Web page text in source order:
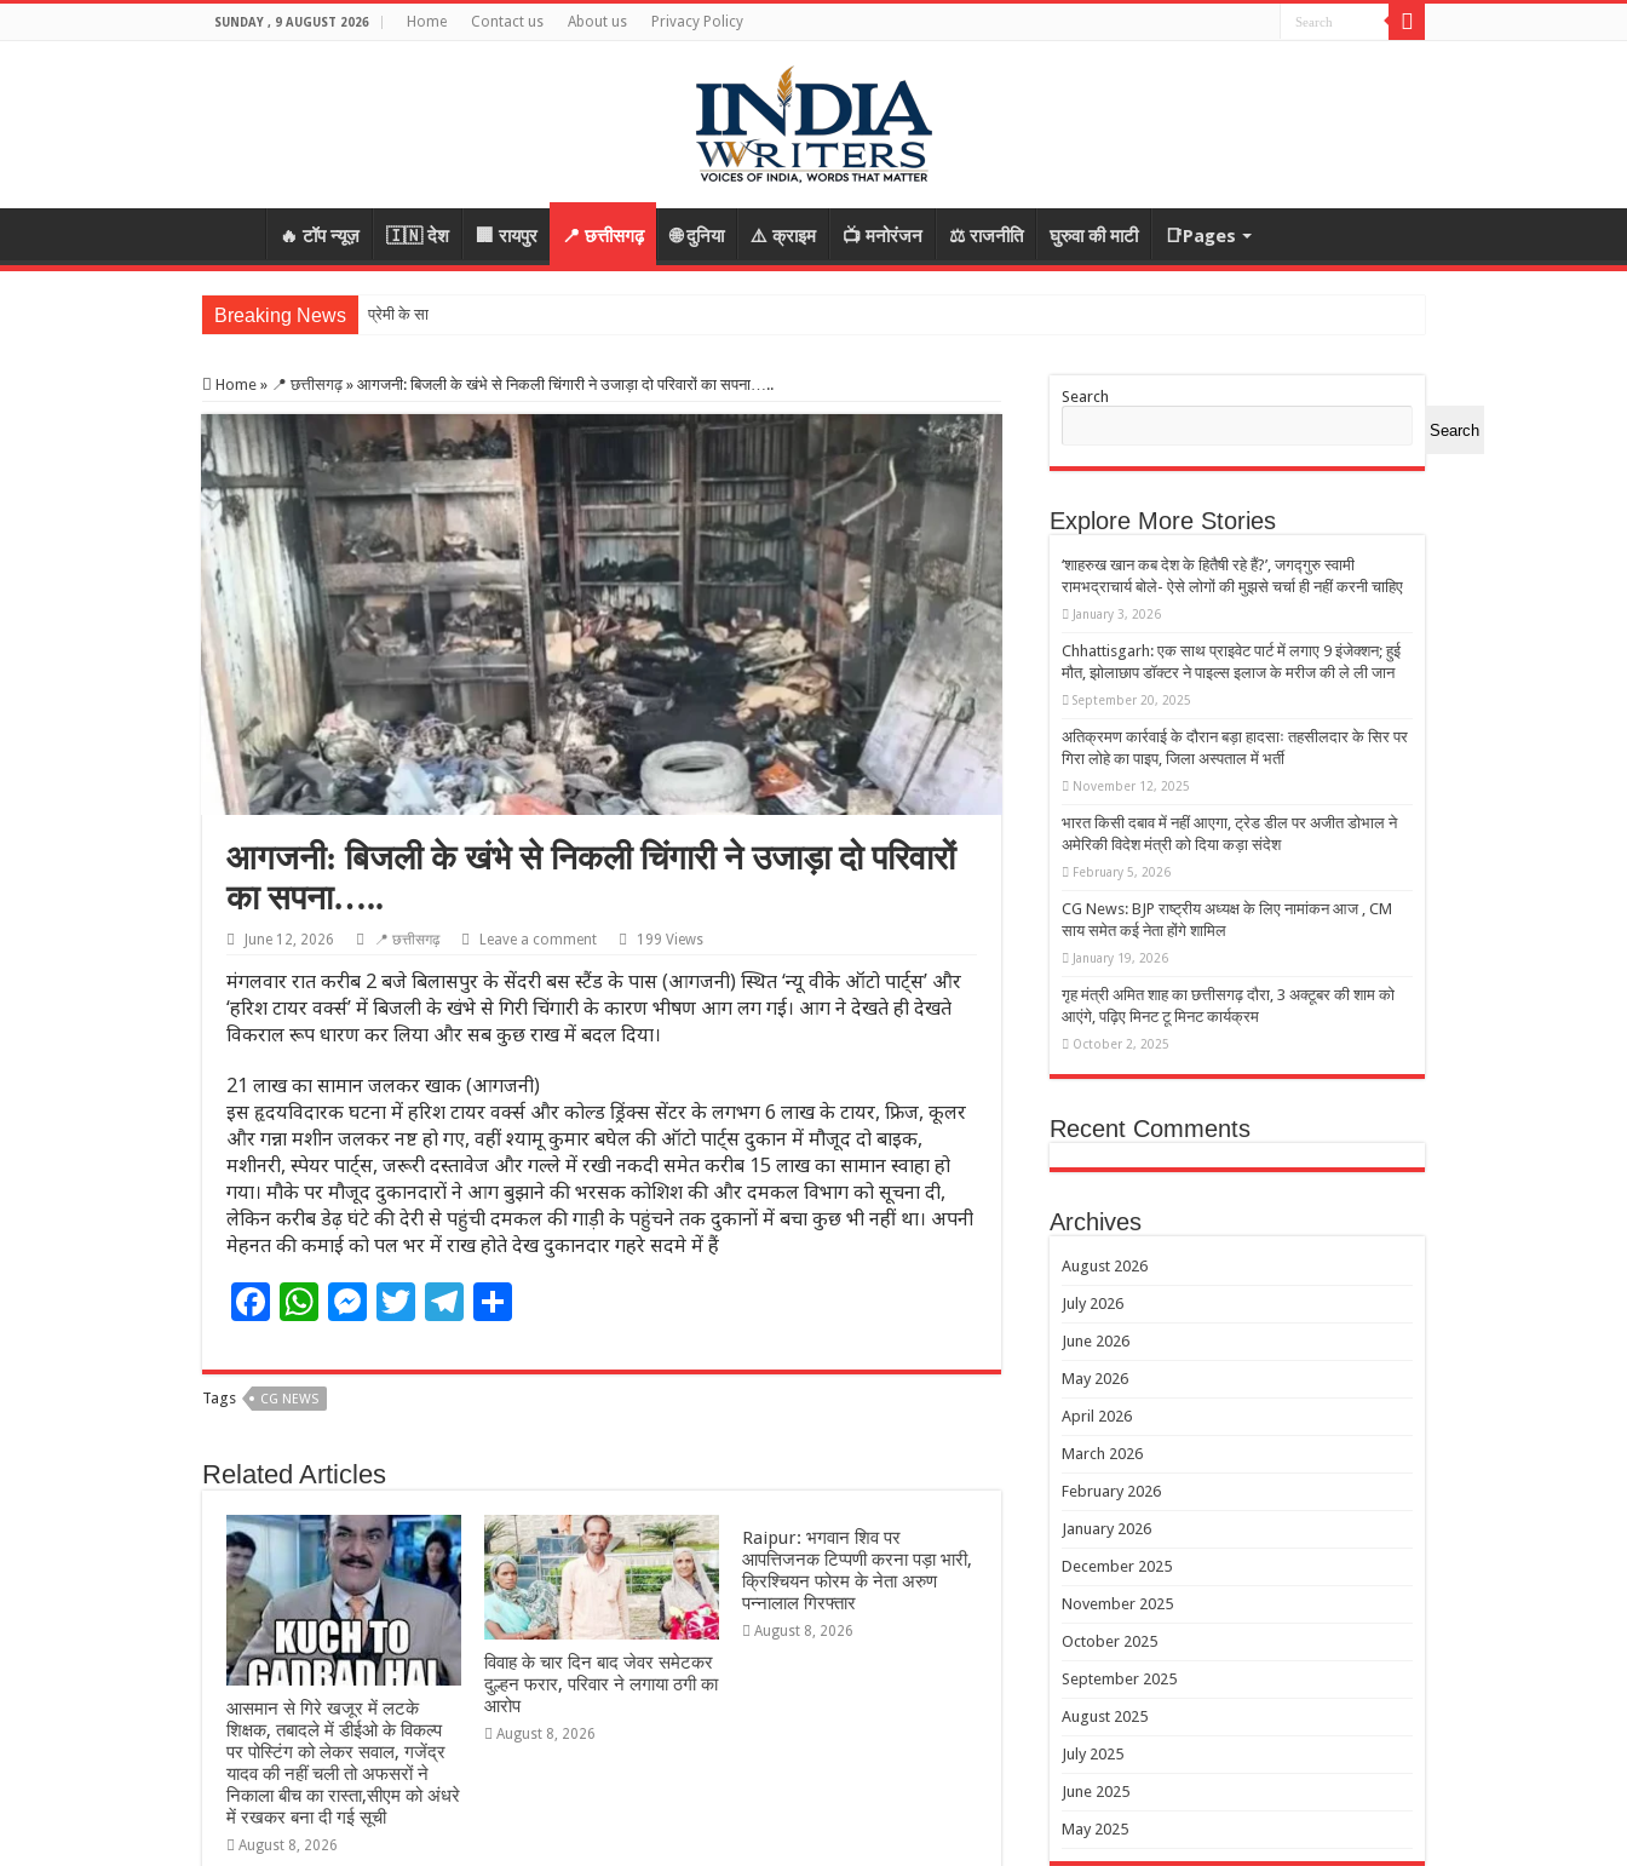
SUNDAY , 9 AUGUST 2026 Home Contact us About us Privacy Policy
🔥 टॉप न्यूज़ 🇮🇳 देश 🏢 रायपुर 📍 छत्तीसगढ़ 🌐 दुनिया ⚠️ क्राइम 📺 मनोरंजन ⚖️ राजनीति घुरुवा की माटी 📑Pages
Breaking News प्रेमी के साथ मिलकर रची पति की हत्या की साजिश, पुलिस
Home » 📍 छत्तीसगढ़ » आगजनी: बिजली के खंभे से निकली चिंगारी ने उजाड़ा दो परिवारों का सपना…..
आगजनी: बिजली के खंभे से निकली चिंगारी ने उजाड़ा दो परिवारों
का सपना…..
June 12, 2026 📍 छत्तीसगढ़ Leave a comment 199 Views
मंगलवार रात करीब 2 बजे बिलासपुर के सेंदरी बस स्टैंड के पास (आगजनी) स्थित ‘न्यू वीके ऑटो पार्ट्स’ और
‘हरिश टायर वर्क्स’ में बिजली के खंभे से गिरी चिंगारी के कारण भीषण आग लग गई। आग ने देखते ही देखते
विकराल रूप धारण कर लिया और सब कुछ राख में बदल दिया।
21 लाख का सामान जलकर खाक (आगजनी)
इस हृदयविदारक घटना में हरिश टायर वर्क्स और कोल्ड ड्रिंक्स सेंटर के लगभग 6 लाख के टायर, फ्रिज, कूलर
और गन्ना मशीन जलकर नष्ट हो गए, वहीं श्यामू कुमार बघेल की ऑटो पार्ट्स दुकान में मौजूद दो बाइक,
मशीनरी, स्पेयर पार्ट्स, जरूरी दस्तावेज और गल्ले में रखी नकदी समेत करीब 15 लाख का सामान स्वाहा हो
गया। मौके पर मौजूद दुकानदारों ने आग बुझाने की भरसक कोशिश की और दमकल विभाग को सूचना दी,
लेकिन करीब डेढ़ घंटे की देरी से पहुंची दमकल की गाड़ी के पहुंचने तक दुकानों में बचा कुछ भी नहीं था। अपनी
मेहनत की कमाई को पल भर में राख होते देख दुकानदार गहरे सदमे में हैं
F
c
e
b
o
o
k
W
at
s
A
p
p
M
ss
n
g
e
r
T
itt
T
e ar
Tags CG NEWS
Related Articles
आसमान से गिरे खजूर में लटके
शिक्षक, तबादले में डीईओ के विकल्प
पर पोस्टिंग को लेकर सवाल, गजेंद्र
यादव की नहीं चली तो अफसरों ने
निकाला बीच का रास्ता,सीएम को अंधरे
में रखकर बना दी गई सूची
August 8, 2026
विवाह के चार दिन बाद जेवर समेटकर
दुल्हन फरार, परिवार ने लगाया ठगी का
आरोप
August 8, 2026
Raipur: भगवान शिव पर
आपत्तिजनक टिप्पणी करना पड़ा भारी,
क्रिश्चियन फोरम के नेता अरुण
पन्नालाल गिरफ्तार
August 8, 2026
Search
Search
Explore More Stories
‘शाहरुख खान कब देश के हितैषी रहे हैं?’, जगद्गुरु स्वामी
रामभद्राचार्य बोले- ऐसे लोगों की मुझसे चर्चा ही नहीं करनी चाहिए
January 3, 2026
Chhattisgarh: एक साथ प्राइवेट पार्ट में लगाए 9 इंजेक्शन; हुई
मौत, झोलाछाप डॉक्टर ने पाइल्स इलाज के मरीज की ले ली जान
September 20, 2025
अतिक्रमण कार्रवाई के दौरान बड़ा हादसाः तहसीलदार के सिर पर
गिरा लोहे का पाइप, जिला अस्पताल में भर्ती
November 12, 2025
भारत किसी दबाव में नहीं आएगा, ट्रेड डील पर अजीत डोभाल ने
अमेरिकी विदेश मंत्री को दिया कड़ा संदेश
February 5, 2026
CG News: BJP राष्ट्रीय अध्यक्ष के लिए नामांकन आज , CM
साय समेत कई नेता होंगे शामिल
January 19, 2026
गृह मंत्री अमित शाह का छत्तीसगढ़ दौरा, 3 अक्टूबर की शाम को
आएंगे, पढ़िए मिनट टू मिनट कार्यक्रम
October 2, 2025
Recent Comments
Archives
August 2026
July 2026
June 2026
May 2026
April 2026
March 2026
February 2026
January 2026
December 2025
November 2025
October 2025
September 2025
August 2025
July 2025
June 2025
May 2025